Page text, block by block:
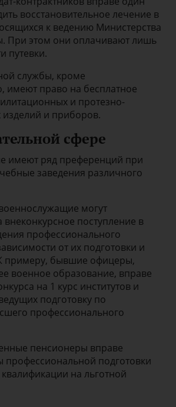
восстановительное лечение в
к ведению Министерства
При этом они оплачивают лишь
путевки.
службы, кроме
имеют право на бесплатное
и протезно-
изделий и приборов.
сфере
имеют ряд преференций при
заведения различного
могут
внеконкурсное поступление в
профессионального
от их подготовки и
примеру, бывшие офицеры,
военное образование, вправе
на 1 курс институтов и
подготовку по
профессионального
пенсионеры вправе
профессиональной подготовки
на льготной